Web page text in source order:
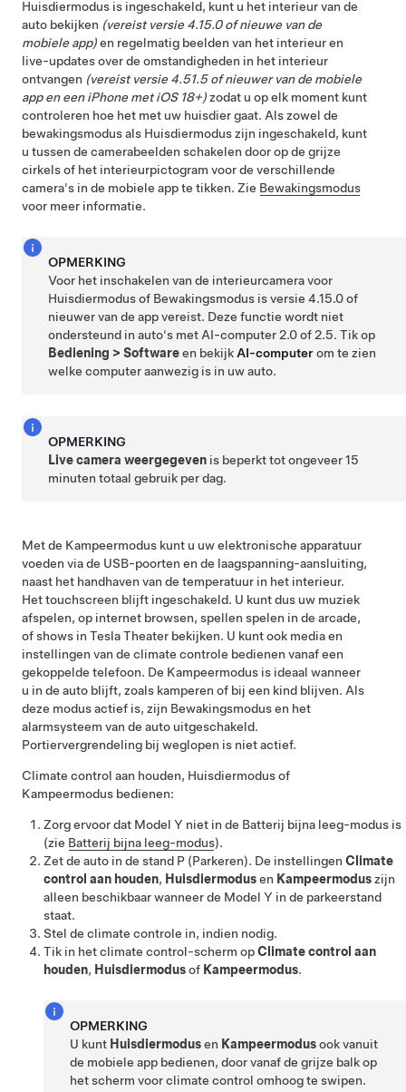
Huisdiermodus is ingeschakeld, kunt u het interieur van de
auto bekijken (vereist versie 4.15.0 of nieuwe van de
mobiele app)en regelmatig beelden van het interieur en
live-updates over de omstandigheden in het interieur
ontvangen (vereist versie 4.51.5 of nieuwer van de mobiele
app en een iPhone met iOS 18+)zodat u op elk moment kunt
controleren hoe het met uw huisdier gaat. Als zowel de
bewakingsmodus als Huisdiermoduszijn ingeschakeld, kunt
u tussen de camerabeelden schakelen door op de grijze
cirkels of het interieurpictogram voor de verschillende
camera's in de mobiele app te tikken. Zie Bewakingsmodus
voor meer informatie.
OPMERKING
Voor het inschakelen van de interieurcamera voor
Huisdiermodusof Bewakingsmodus is versie 4.15.0 of
nieuwer van de app vereist. Deze functie wordt niet
ondersteund in auto's metAI-computer2.0 of 2.5. Tik op
Bediening >Softwareen bekijkAI-computerom te zien
welke computer aanwezig is in uw auto.
OPMERKING
Live camera weergegeven is beperkt tot ongeveer15
minuten totaal gebruik per dag.
Met de Kampeermodus kunt u uw elektronische apparatuur
voeden via de USB-poorten en de laagspanning-aansluiting,
naast het handhaven van de temperatuur in het interieur.
Het touchscreen blijft ingeschakeld. U kunt dus uw muziek
afspelen, op internet browsen, spellen spelen in de arcade,
of shows in Tesla Theater bekijken. U kunt ook media en
instellingen van de climate controle bedienen vanaf een
gekoppelde telefoon. De Kampeermodus is ideaal wanneer
u in de auto blijft, zoals kamperen of bij een kind blijven. Als
deze modus actief is, zijn Bewakingsmodus en het
alarmsysteem van de auto uitgeschakeld.
Portiervergrendeling bij weglopen is niet actief.
Climate control aan houden, Huisdiermodusof
Kampeermodus bedienen:
Zorg ervoor dat Model Y niet in de Batterij bijna leeg-modus is
(zie Batterij bijna leeg-modus).
Zet de auto in de stand P (Parkeren). De instellingen Climate
control aan houden, Huisdiermodusen Kampeermoduszijn
alleen beschikbaar wanneer de Model Y in de parkeerstand
staat.
Stel de climate controle in, indien nodig.
Tik in het climate control-scherm opClimate control aan
houden, Huisdiermodusof Kampeermodus.
OPMERKING
U kunt Huisdiermodusen Kampeermodusook vanuit
de mobiele app bedienen, door vanaf de grijze balk op
het scherm voor climate control omhoog te swipen.